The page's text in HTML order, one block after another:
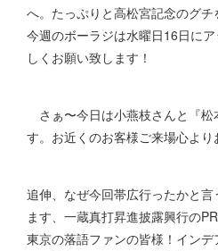
へ。たっぷりと高松宮記念のグチ
今週のボーラジは水曜日16日に
しくお願い致します！
さぁ〜今日は小燕枝さんと『
す。お近くのお客様ご来場心より
追伸、なぜ今回帯広行ったかと
ます、一蔵真打昇進披露興行の
東京の落語ファンの皆様！イン